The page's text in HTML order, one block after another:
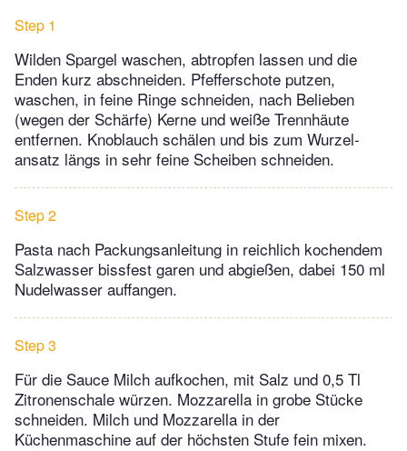
Step 1
Wilden Spargel waschen, abtropfen lassen und die
Enden kurz abschneiden. Pfefferschote putzen,
waschen, in feine Ringe schneiden, nach Belieben
(wegen der Schärfe) Kerne und weiße Trennhäute
entfernen. Knoblauch schälen und bis zum Wurzel­
ansatz längs in sehr feine Scheiben schneiden.
Step 2
Pasta nach Packungsanleitung in reichlich kochendem
Salzwasser bissfest garen und abgießen, dabei 150 ml
Nudelwasser auffangen.
Step 3
Für die Sauce Milch aufkochen, mit Salz und 0,5 Tl
Zitronenschale würzen. Mozzarella in grobe Stücke
schneiden. Milch und Mozzarella in der
Küchenmaschine auf der höchsten Stufe fein mixen.